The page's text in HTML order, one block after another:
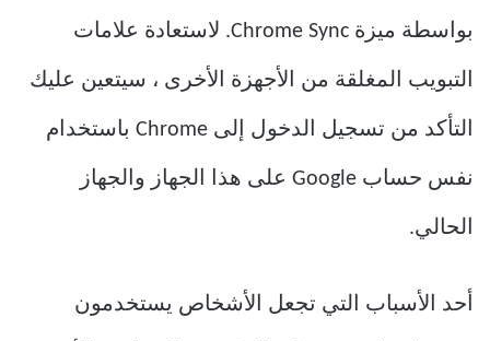
بواسطة ميزة Chrome Sync. لاستعادة علامات
التبويب المغلقة من الأجهزة الأخرى ، سيتعين عليك
التأكد من تسجيل الدخول إلى Chrome باستخدام
نفس حساب Google على هذا الجهاز والجهاز
الحالي.
أحد الأسباب التي تجعل الأشخاص يستخدمون